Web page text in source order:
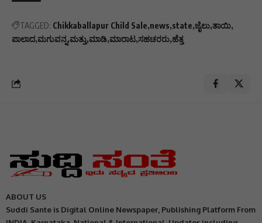
TAGGED: Chikkaballapur Child Sale news state ಜೈಲು ತಾಯಿ
ಪಾಲಾದ ಮಗುವನ್ನ ಮತ್ತು ಮಾಡಿ ಮಾರಾಟ ಸಹಚರರು ಹೆತ್ತ
ABOUT US
Suddi Sante is Digital Online Newspaper, Publishing Platform From